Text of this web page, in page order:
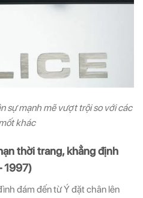
sự mạnh mẽ vượt trội so với các
khác
thời trang, khẳng định
1997)
đám đến từ Ý đặt chân lên